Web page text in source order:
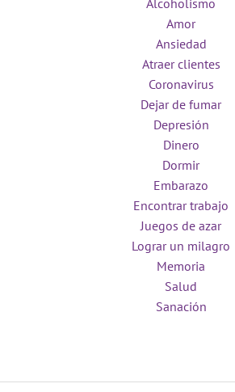
Alcoholismo
Amor
Ansiedad
Atraer clientes
Coronavirus
Dejar de fumar
Depresión
Dinero
Dormir
Embarazo
Encontrar trabajo
Juegos de azar
Lograr un milagro
Memoria
Salud
Sanación